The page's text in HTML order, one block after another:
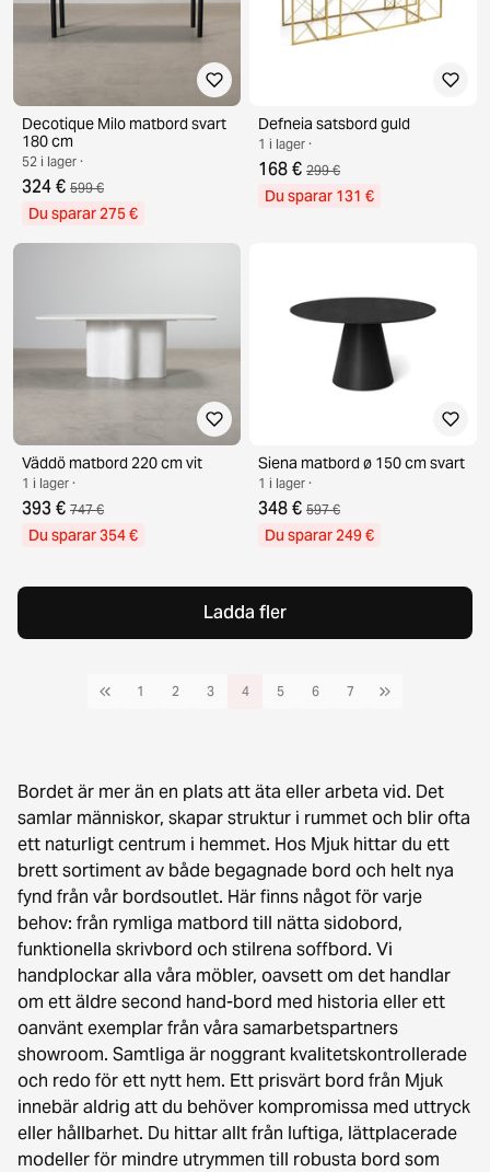
Decotique Milo matbord svart
180 cm
52 i lager ·
324 € 599 €
Du sparar 275 €
Defneia satsbord guld
1 i lager ·
168 € 299 €
Du sparar 131 €
Väddö matbord 220 cm vit
1 i lager ·
393 € 747 €
Du sparar 354 €
Siena matbord ø 150 cm svart
1 i lager ·
348 € 597 €
Du sparar 249 €
Ladda fler
1 2 3 4 5 6 7
Bordet är mer än en plats att äta eller arbeta vid. Det
samlar människor, skapar struktur i rummet och blir ofta
ett naturligt centrum i hemmet. Hos Mjuk hittar du ett
brett sortiment av både begagnade bord och helt nya
fynd från vår bordsoutlet. Här finns något för varje
behov: från rymliga matbord till nätta sidobord,
funktionella skrivbord och stilrena soffbord. Vi
handplockar alla våra möbler, oavsett om det handlar
om ett äldre second hand-bord med historia eller ett
oanvänt exemplar från våra samarbetspartners
showroom. Samtliga är noggrant kvalitetskontrollerade
och redo för ett nytt hem. Ett prisvärt bord från Mjuk
innebär aldrig att du behöver kompromissa med uttryck
eller hållbarhet. Du hittar allt från luftiga, lättplacerade
modeller för mindre utrymmen till robusta bord som